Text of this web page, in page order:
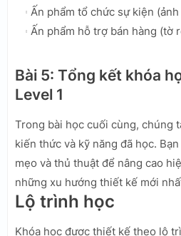
Ấn phẩm tổ chức sự kiện
Ấn phẩm hỗ trợ bán hàng (tờ
Bài 5: Tổng kết khóa
Level 1
Trong bài học cuối cùng, chúng
kiến thức và kỹ năng đã học.
mẹo và thủ thuật để nâng cao
những xu hướng thiết kế mới
Lộ trình học
Khóa học được thiết kế theo lộ